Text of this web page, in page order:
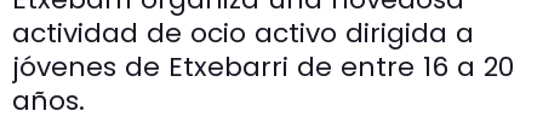
actividad de ocio activo dirigida a
jóvenes de Etxebarri de entre 16 a 20
años.